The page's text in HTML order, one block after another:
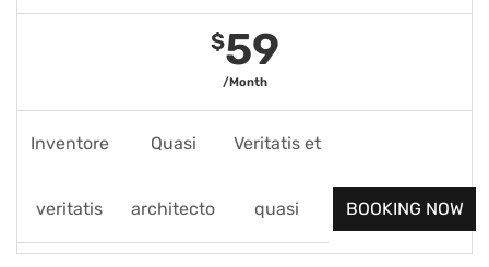
$59
/Month
Inventore
veritatis
Quasi
architecto
Veritatis et
quasi BOOKING NOW